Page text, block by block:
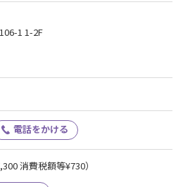
実とサービスの向上にスタッフ一同邁進
、お願い申し上げます。
1 1-2F
電話をかける
消費税額等¥730）